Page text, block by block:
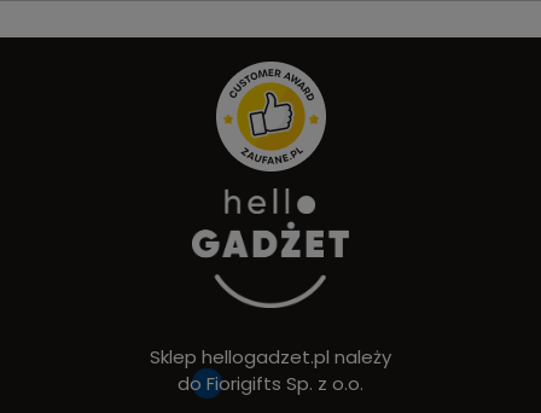
Sklep hellogadzet.pl należy
do Fiorigifts Sp. z o.o.